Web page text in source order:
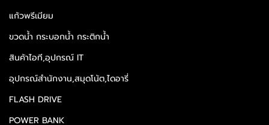
แก้วพรีเมียม
ขวดน้ำ กระบอกน้ำ กระติกน้ำ
สินค้าไอที,อุปกรณ์ IT
อุปกรณ์สำนักงาน,สมุดโน้ต,ไดอารี่
FLASH DRIVE
POWER BANK